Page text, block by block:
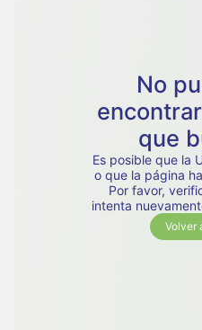
No
que
Es posible que la
o que la página
Por favor,
intenta
Volver